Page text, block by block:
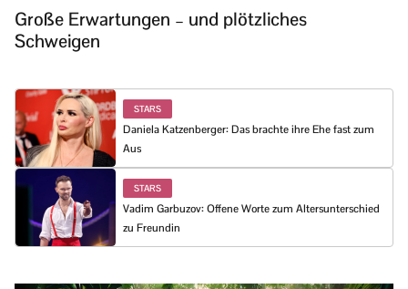
Große Erwartungen – und plötzliches
Schweigen
STARS
Daniela Katzenberger: Das brachte ihre Ehe fast zum
Aus
STARS
Vadim Garbuzov: Offene Worte zum Altersunterschied
zu Freundin